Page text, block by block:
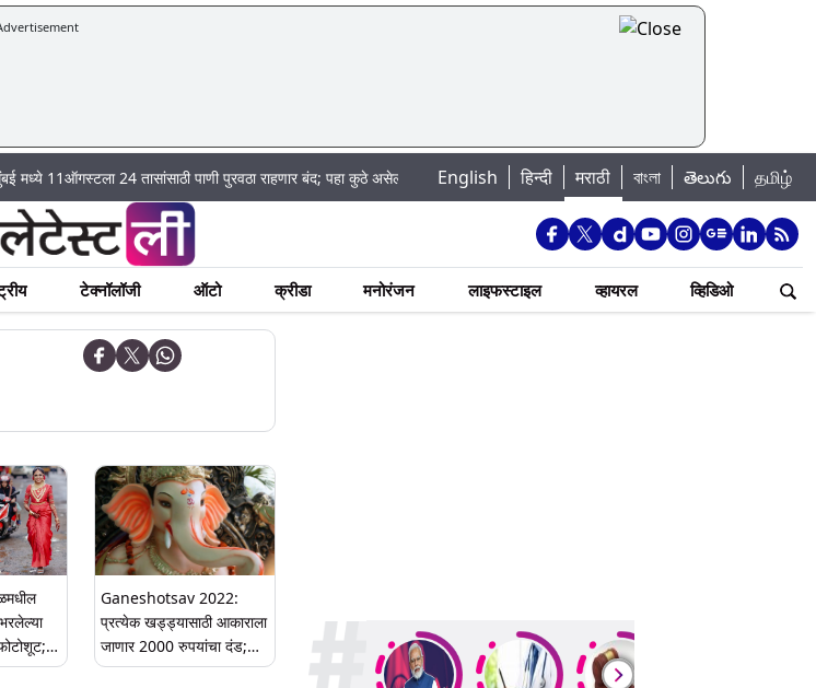
24 तासांसाठी पाणी पुरवठा राहणार बंद; पहा कुठे असेल पाणी बंद| Madhur Satta Matka: मधूर सट्टा मटका बद्दल काही गोष्टी घ्या
English हिन्दी मराठी বাংলা తెలుగు தமிழ்
टेक्नॉलॉजी ऑटो क्रीडा मनोरंजन लाइफस्टाइल व्हायरल व्हिडिओ
Ganeshotsav 2022:
प्रत्येक खड्ड्यासाठी आकाराला
जाणार 2000 रुपयांचा दंड;
BMC ने जारी केली गणपती